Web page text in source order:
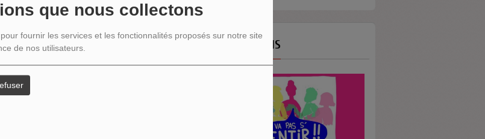
que nous collectons
fournir les services et les fonctionnalités proposés sur notre site
de nos utilisateurs.
NOS ÉMISSIONS